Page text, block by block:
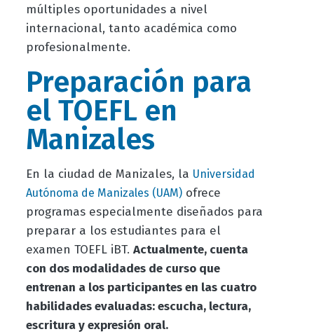
múltiples oportunidades a nivel
internacional, tanto académica como
profesionalmente.
Preparación para
el TOEFL en
Manizales
En la ciudad de Manizales, la Universidad
Autónoma de Manizales (UAM)ofrece
programas especialmente diseñados para
preparar a los estudiantes para el
examen TOEFL iBT. Actualmente, cuenta
con dos modalidades de curso que
entrenan a los participantes en las cuatro
habilidades evaluadas: escucha, lectura,
escritura y expresión oral.